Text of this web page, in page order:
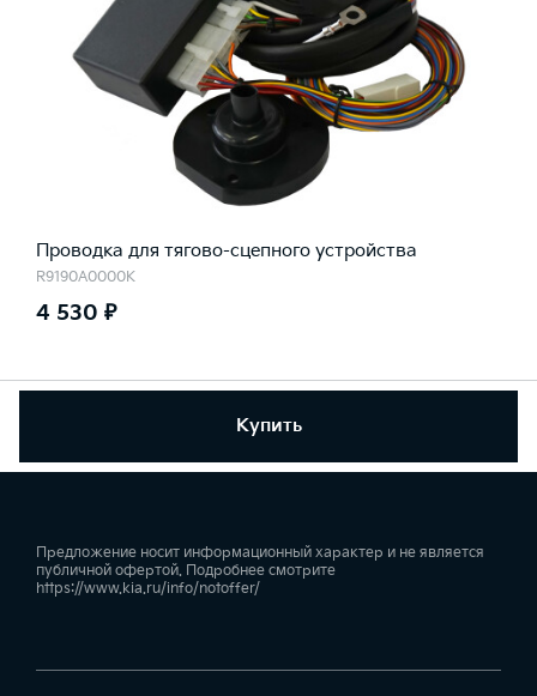
Купить
Проводка для тягово-сцепного устройства
R9190A0000K
4 530 ₽
Предложение носит информационный характер и не является
публичной офертой. Подробнее смотрите
https://www.kia.ru/info/notoffer/